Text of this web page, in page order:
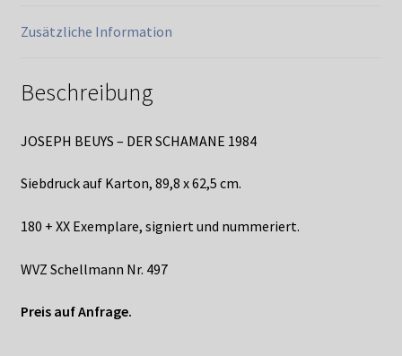
Zusätzliche Information
Beschreibung
JOSEPH BEUYS – DER SCHAMANE 1984
Siebdruck auf Karton, 89,8 x 62,5 cm.
180 + XX Exemplare, signiert und nummeriert.
WVZ Schellmann Nr. 497
Preis auf Anfrage.